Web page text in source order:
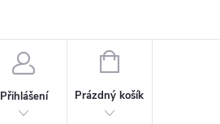
Přihlášení
NÁKUPNÍ
Prázdný košík